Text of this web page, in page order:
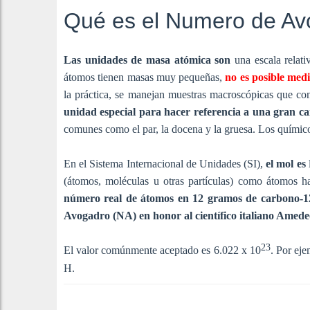
Qué es el Numero de
Las unidades de masa atómica son una escala
átomos tienen masas muy pequeñas,no es posible
la práctica, se manejan muestras macroscópicas que
unidad especial para hacer referencia a una gran
comunes como el par, la docena y la gruesa. Los
En el Sistema Internacional de Unidades (SI), el mol es
(átomos, moléculas u otras partículas) como
número real de átomos en 12 gramos de carbono-
Avogadro (NA) en honor al científico italiano
El valor comúnmente aceptado es 6.022 x 1023. Por
H.